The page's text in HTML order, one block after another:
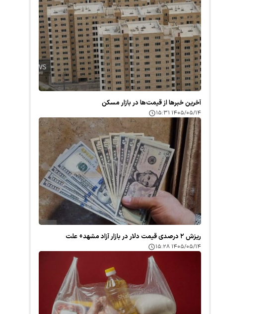
آخرین خبر‌ها از قیمت‌ها در بازار مسکن
۱۴۰۵/۰۵/۱۴ ۱۵:۳۱
ریزش ۲ درصدی قیمت دلار در بازار آزاد مشهد+ علت
۱۴۰۵/۰۵/۱۴ ۱۵:۲۸